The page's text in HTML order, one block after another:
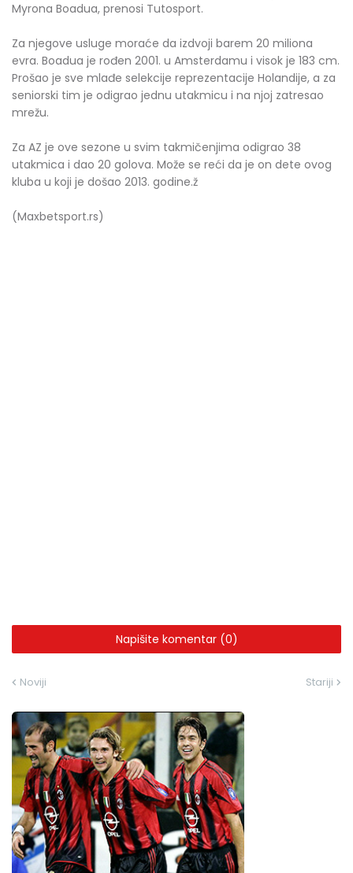
Myrona Boadua, prenosi Tutosport.
Za njegove usluge moraće da izdvoji barem 20 miliona
evra. Boadua je rođen 2001. u Amsterdamu i visok je 183 cm.
Prošao je sve mlađe selekcije reprezentacije Holandije, a za
seniorski tim je odigrao jednu utakmicu i na njoj zatresao
mrežu.
Za AZ je ove sezone u svim takmičenjima odigrao 38
utakmica i dao 20 golova. Može se reći da je on dete ovog
kluba u koji je došao 2013. godine.ž
(Maxbetsport.rs)
Napišite komentar (0)
Noviji Stariji